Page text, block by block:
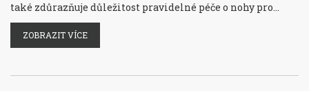
také zdůrazňuje důležitost pravidelné péče o nohy pro
zdraví a pohodu. Uvádíme také tipy pro domácí péči mezi
profesionálními návštěvami a představujeme různé typy
ZOBRAZIT VÍCE